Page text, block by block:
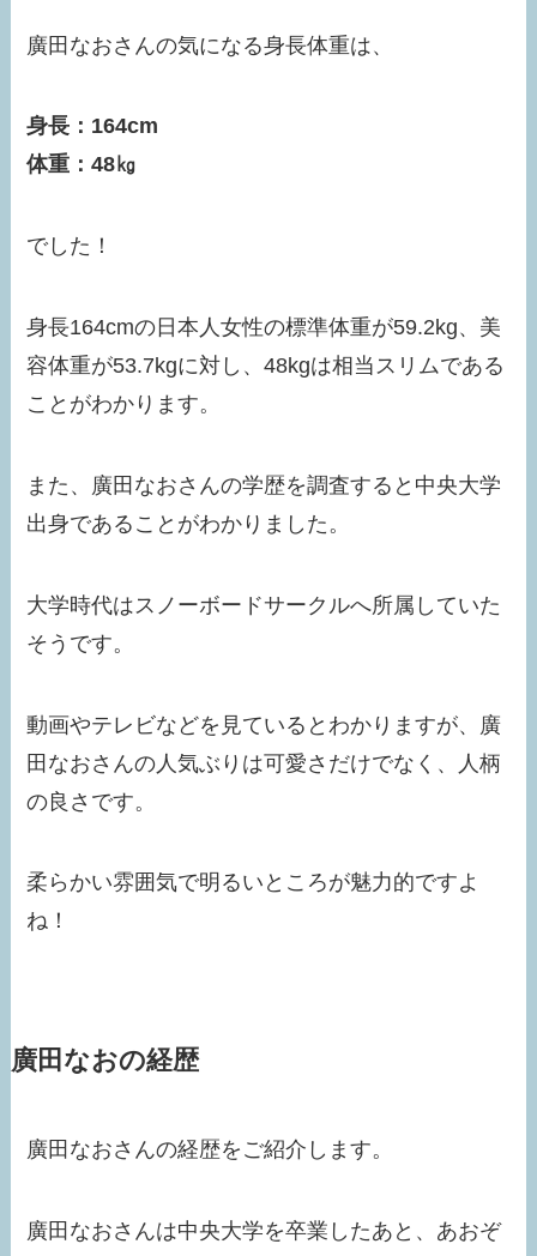
廣田なおさんの気になる身長体重は、
身長：164cm
体重：48㎏
でした！
身長164cmの日本人女性の標準体重が59.2kg、美
容体重が53.7kgに対し、48kgは相当スリムである
ことがわかります。
また、廣田なおさんの学歴を調査すると中央大学
出身であることがわかりました。
大学時代はスノーボードサークルへ所属していた
そうです。
動画やテレビなどを見ているとわかりますが、廣
田なおさんの人気ぶりは可愛さだけでなく、人柄
の良さです。
柔らかい雰囲気で明るいところが魅力的ですよ
ね！
廣田なおの経歴
廣田なおさんの経歴をご紹介します。
廣田なおさんは中央大学を卒業したあと、あおぞ